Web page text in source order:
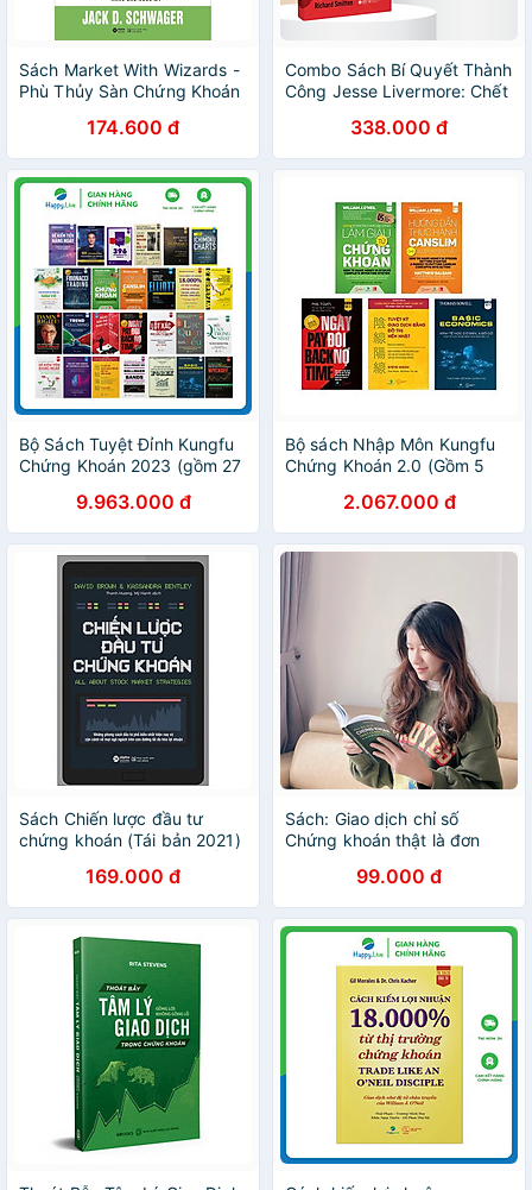
Sách Market With Wizards -
Phù Thủy Sàn Chứng Khoán
174.600 đ
Combo Sách Bí Quyết Thành
Công Jesse Livermore: Chết
Của Một Thiên Tài Đầu Tư
Chứng Khoán - Richard
Smitten, Edwin Lefèvre -
Alpha Books
338.000 đ
Bộ Sách Tuyệt Đỉnh Kungfu
Chứng Khoán 2023 (gồm 27
9.963.000 đ
Bộ sách Nhập Môn Kungfu
Chứng Khoán 2.0 (Gồm 5
2.067.000 đ
Sách Chiến lược đầu tư
chứng khoán (Tái bản 2021)
169.000 đ
Sách: Giao dịch chỉ số
Chứng khoán thật là đơn
99.000 đ